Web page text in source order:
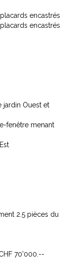
encastrés
encastrés
jardin Ouest et
fenêtre menant
2.5 pièces du
70'000.--